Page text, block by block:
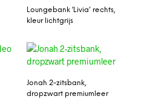
Loungebank ‘Livia’ rechts,
kleur lichtgrijs
Jonah 2-zitsbank,
dropzwart premiumleer